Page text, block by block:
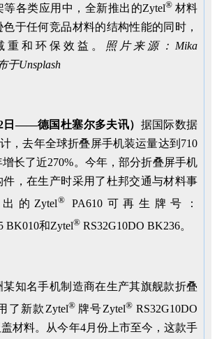
等各类应用中，全新推出的Zytel® 材料
于任何竞品材料的结构性能的同时，
重和环保效益。
照片来源： Mika
于Unsplash
日——德国杜塞尔多夫讯） 据国际数据
，去年全球折叠屏手机装运量达到710
增长了近270%。今年，部分折叠屏手机
件，在生产时采用了杜邦交通与材料事
的Zytel®PA610可再生牌号：
BK010和Zytel® RS32G10DO BK236。
知名手机制造商在生产其旗舰款折叠
了新款Zytel® 牌号Zytel®RS32G10DO
材料。从今年4月份上市至今，这款手